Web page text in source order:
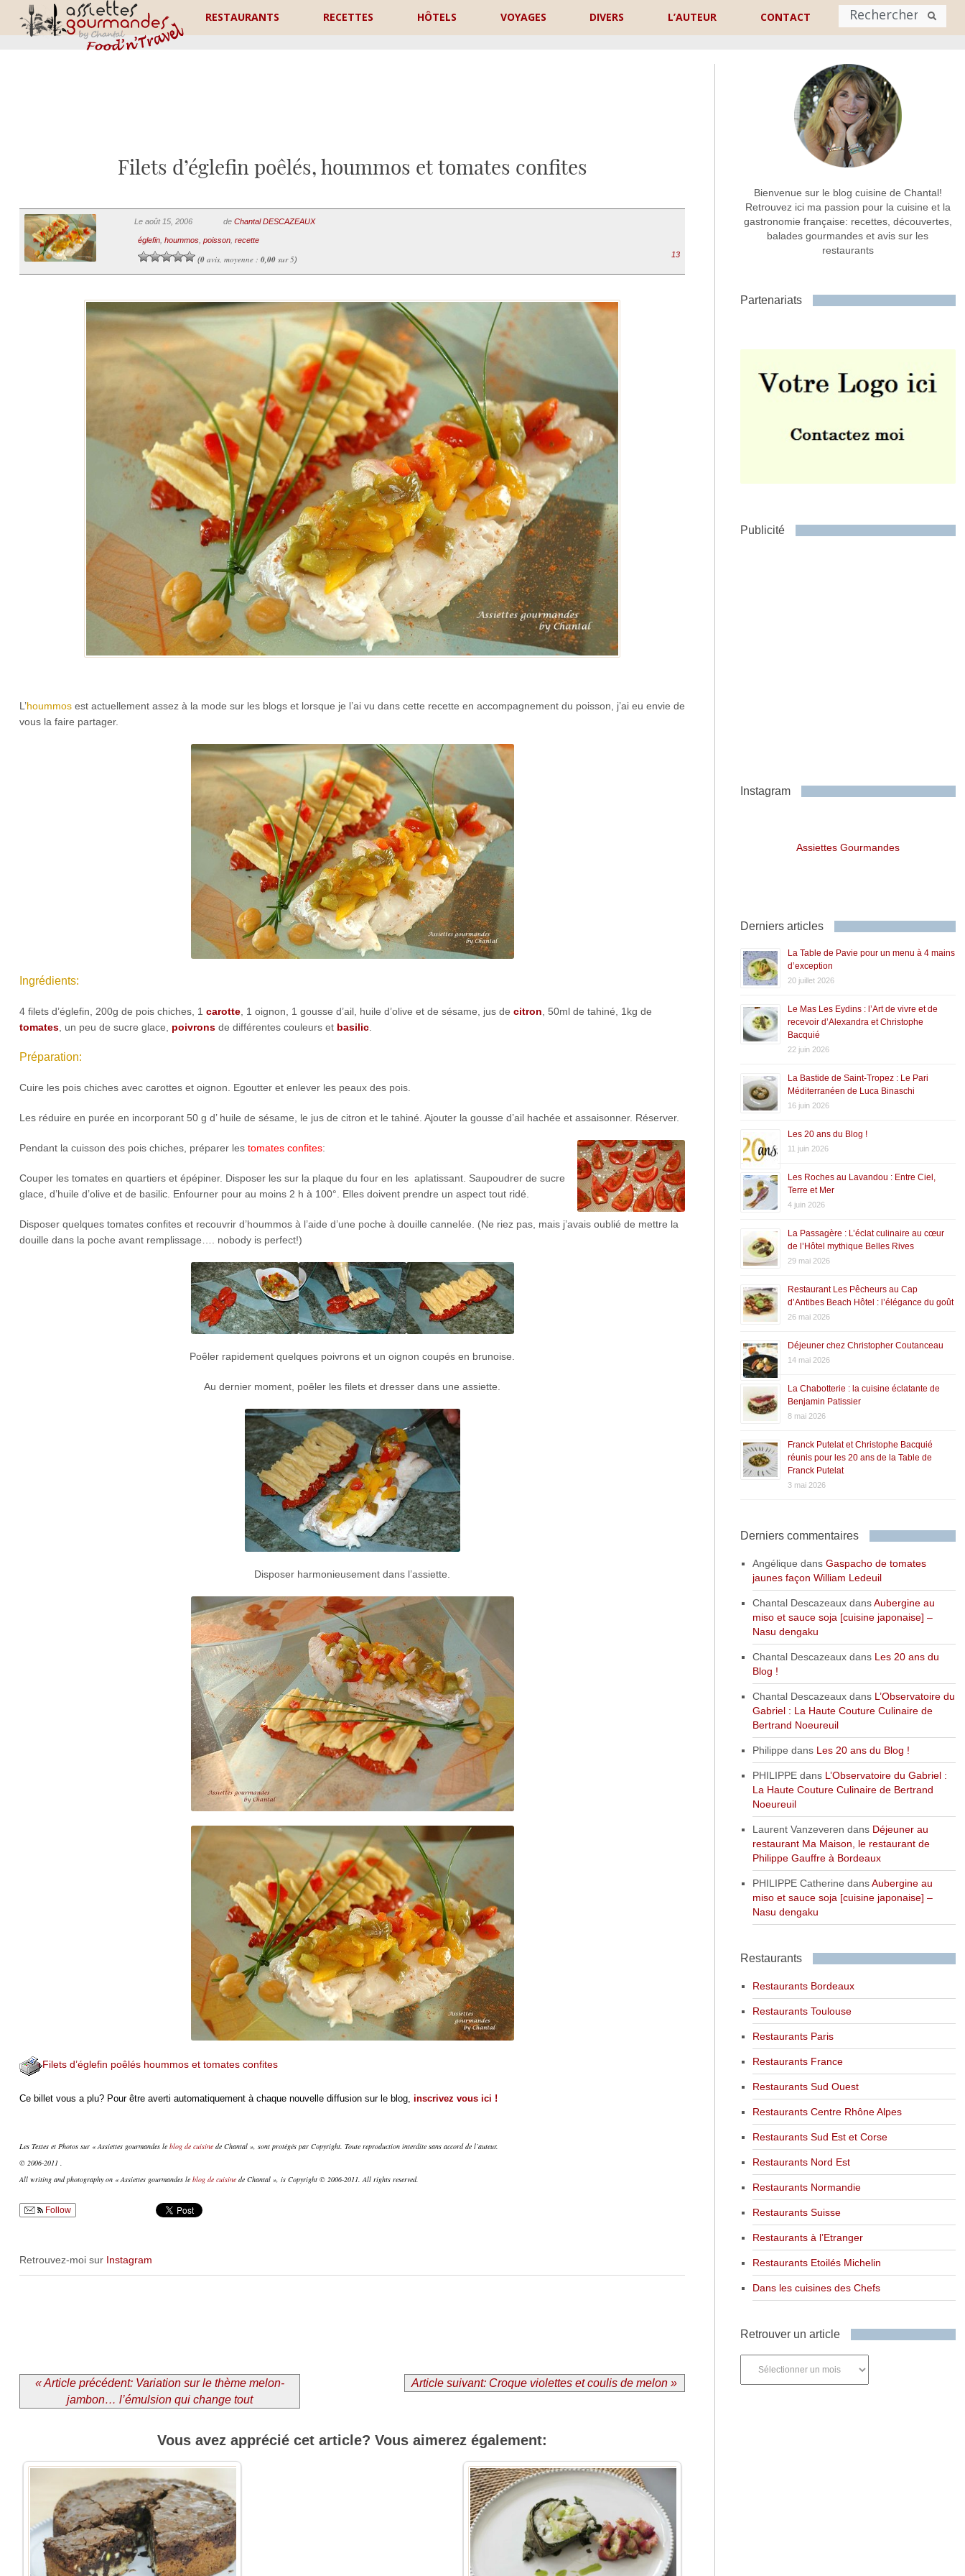
RESTAURANTS RECETTES HÔTELS VOYAGES DIVERS L’AUTEUR CONTACT
Nom
Commentaire ou message *
Filets d’églefin poêlés, hoummos et tomates confites
Le août 15, 2006 de Chantal DESCAZEAUX
églefin, hoummos, poisson, recette
(0avis, moyenne : 0,00sur 5)
13
L’hoummos est actuellement assez à la mode sur les blogs et lorsque je l’ai vu dans cette recette en accompagnement du poisson, j’ai eu envie de
vous la faire partager.
Ingrédients:
4 filets d’églefin, 200g de pois chiches, 1 carotte, 1 oignon, 1 gousse d’ail, huile d’olive et de sésame, jus de citron, 50ml de tahiné, 1kg de
tomates, un peu de sucre glace, poivronsde différentes couleurs et basilic.
Préparation:
Cuire les pois chiches avec carottes et oignon. Egoutter et enlever les peaux des pois.
Les réduire en purée en incorporant 50 g d’ huile de sésame, le jus de citron et le tahiné. Ajouter la gousse d’ail hachée et assaisonner. Réserver.
Pendant la cuisson des pois chiches, préparer les tomates confites:
Couper les tomates en quartiers et épépiner. Disposer les sur la plaque du four en les aplatissant. Saupoudrer de sucre
glace, d’huile d’olive et de basilic. Enfourner pour au moins 2 h à 100°. Elles doivent prendre un aspect tout ridé.
Disposer quelques tomates confites et recouvrir d’hoummos à l’aide d’une poche à douille cannelée. (Ne riez pas, mais j’avais oublié de mettre la
douille dans la poche avant remplissage…. nobody is perfect!)
Poêler rapidement quelques poivrons et un oignon coupés en brunoise.
Au dernier moment, poêler les filets et dresser dans une assiette.
Disposer harmonieusement dans l’assiette.
Filets d’églefin poêlés hoummos et tomates confites
Ce billet vous a plu? Pour être averti automatiquement à chaque nouvelle diffusion sur le blog, inscrivez vous ici !
Les Textes et Photos sur « Assiettes gourmandes le blog de cuisinede Chantal », sont protégés par Copyright. Toute reproduction interdite sans accord de l’auteur.
© 2006-2011 .
All writing and photography on « Assiettes gourmandes le blog de cuisinede Chantal », is Copyright © 2006-2011. All rights reserved.
Follow
Retrouvez-moi sur Instagram
« Article précédent: Variation sur le thème melon-
jambon… l’émulsion qui change tout
Article suivant: Croque violettes et coulis de melon »
Vous avez apprécié cet article? Vous aimerez également:
Bienvenue sur le blog cuisine de Chantal!
Retrouvez ici ma passion pour la cuisine et la
gastronomie française: recettes, découvertes,
balades gourmandes et avis sur les
restaurants
Partenariats
Publicité
Instagram
Assiettes Gourmandes
Derniers articles
La Table de Pavie pour un menu à 4 mains
d’exception
20 juillet 2026
Le Mas Les Eydins : l’Art de vivre et de
recevoir d’Alexandra et Christophe
Bacquié
22 juin 2026
La Bastide de Saint-Tropez : Le Pari
Méditerranéen de Luca Binaschi
16 juin 2026
Les 20 ans du Blog !
11 juin 2026
Les Roches au Lavandou : Entre Ciel,
Terre et Mer
4 juin 2026
La Passagère : L’éclat culinaire au cœur
de l’Hôtel mythique Belles Rives
29 mai 2026
Restaurant Les Pêcheurs au Cap
d’Antibes Beach Hôtel : l’élégance du goût
26 mai 2026
Déjeuner chez Christopher Coutanceau
14 mai 2026
La Chabotterie : la cuisine éclatante de
Benjamin Patissier
8 mai 2026
Franck Putelat et Christophe Bacquié
réunis pour les 20 ans de la Table de
Franck Putelat
3 mai 2026
Derniers commentaires
Angélique dans Gaspacho de tomates
jaunes façon William Ledeuil
Chantal DescazeauxdansAubergine au
miso et sauce soja [cuisine japonaise] –
Nasu dengaku
Chantal Descazeauxdans Les 20 ans du
Blog !
Chantal Descazeauxdans L’Observatoire du
Gabriel : La Haute Couture Culinaire de
Bertrand Noeureuil
Philippe dans Les 20 ans du Blog !
PHILIPPEdans L’Observatoire du Gabriel :
La Haute Couture Culinaire de Bertrand
Noeureuil
Laurent Vanzeveren dans Déjeuner au
restaurant Ma Maison, le restaurant de
Philippe Gauffre à Bordeaux
PHILIPPE Catherine dansAubergine au
miso et sauce soja [cuisine japonaise] –
Nasu dengaku
Restaurants
Restaurants Bordeaux
Restaurants Toulouse
Restaurants Paris
Restaurants France
Restaurants Sud Ouest
Restaurants Centre Rhône Alpes
Restaurants Sud Est et Corse
Restaurants Nord Est
Restaurants Normandie
Restaurants Suisse
Restaurants à l’Etranger
Restaurants Etoilés Michelin
Dans les cuisines des Chefs
Retrouver un article